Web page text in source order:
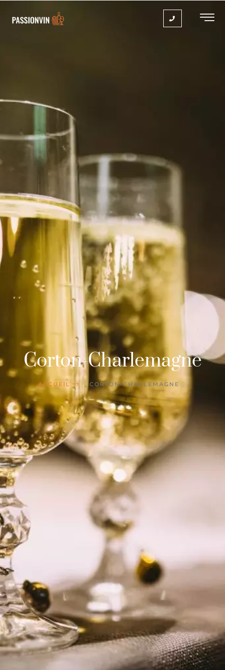
Corton-Charlemagne
ACCUEIL CORTON-CHARLEMAGNE